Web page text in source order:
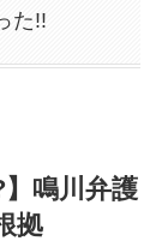
た!!
鳴川弁護
拠